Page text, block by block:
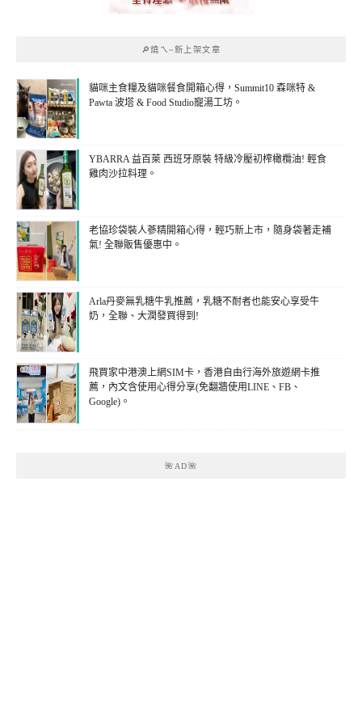
🔎燒ㄟ~新上架文章
貓咪主食糧及貓咪餐食開箱心得，Summit10 森咪特 &
Pawta 波塔 & Food Studio寵湯工坊。
YBARRA 益百萊 西班牙原裝 特級冷壓初榨橄欖油! 輕食
雞肉沙拉料理。
老協珍袋裝人蔘精開箱心得，輕巧新上市，隨身袋著走補
氣! 全聯販售優惠中。
Arla丹麥無乳糖牛乳推薦，乳糖不耐者也能安心享受牛
奶，全聯、大潤發買得到!
飛買家中港澳上網SIM卡，香港自由行海外旅遊網卡推
薦，內文含使用心得分享(免翻牆使用LINE、FB、
Google)。
🌺AD🌺